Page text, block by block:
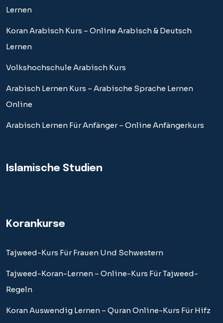
Lernen
Koran Arabisch Kurs – Online Arabisch & Deutsch
Lernen
Volkshochschule Arabisch Kurs
Arabisch Lernen Kurs – Arabische Sprache Lernen
Online
Arabisch Lernen Für Anfänger – Online Anfängerkurs
Islamische Studien
Korankurse
Tajweed-Kurs Für Frauen Und Schwestern
Tajweed-Koran-Lernen – Online-Kurs Für Tajweed-
Regeln
Koran Auswendig Lernen – Quran Online-Kurs Für Hifz